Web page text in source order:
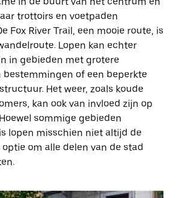
trottoirs en voetpaden
Fox River Trail, een mooie route, is
Lopen kan echter
in gebieden met grotere
of een beperkte
Het weer, zoals koude
kan ook van invloed zijn op
sommige gebieden
lopen misschien niet altijd de
om alle delen van de stad